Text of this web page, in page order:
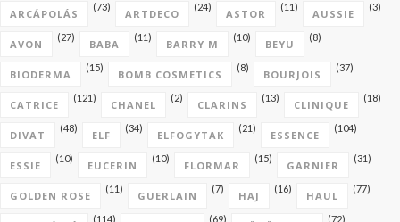
ARCÁPOLÁS
(73)
ARTDECO
(24)
ASTOR
(11)
AUSSIE
(3)
AVON
(27)
BABA
(11)
BARRY M
(10)
BEYU
(8)
BIODERMA
(15)
BOMB COSMETICS
(8)
BOURJOIS
(37)
CATRICE
(121)
CHANEL
(2)
CLARINS
(13)
CLINIQUE
(18)
DIVAT
(48)
ELF
(34)
ELFOGYTAK
(21)
ESSENCE
(104)
ESSIE
(10)
EUCERIN
(10)
FLORMAR
(15)
GARNIER
(31)
GOLDEN ROSE
(11)
GUERLAIN
(7)
HAJ
(16)
HAUL
(77)
(114) (69) (72)